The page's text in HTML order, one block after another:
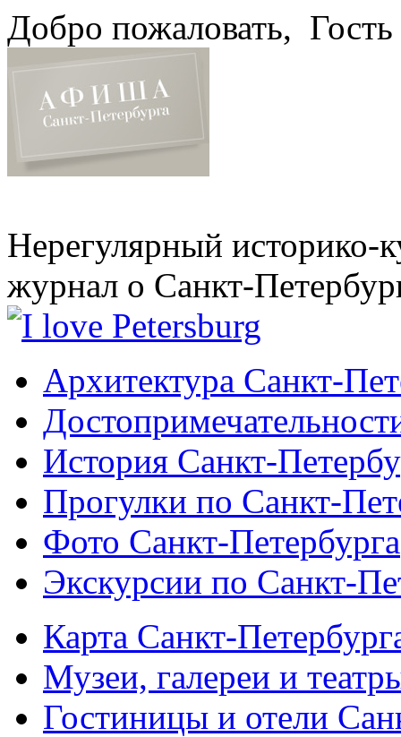
Добро пожаловать, Гость
Нерегулярный историко-
журнал о Санкт-
Архитектура Санкт-
История Санкт-
Прогулки по Санкт-
Фото Санкт-Петербурга
Экскурсии по Санкт-
Карта Санкт-
Музеи, галереи и
Гостиницы и отели